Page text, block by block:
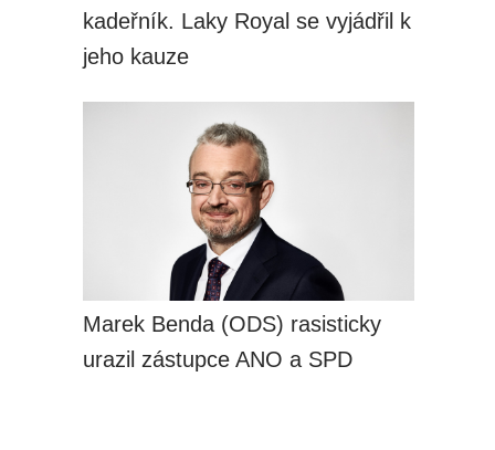
kadeřník. Laky Royal se vyjádřil k
jeho kauze
Marek Benda (ODS) rasisticky
urazil zástupce ANO a SPD